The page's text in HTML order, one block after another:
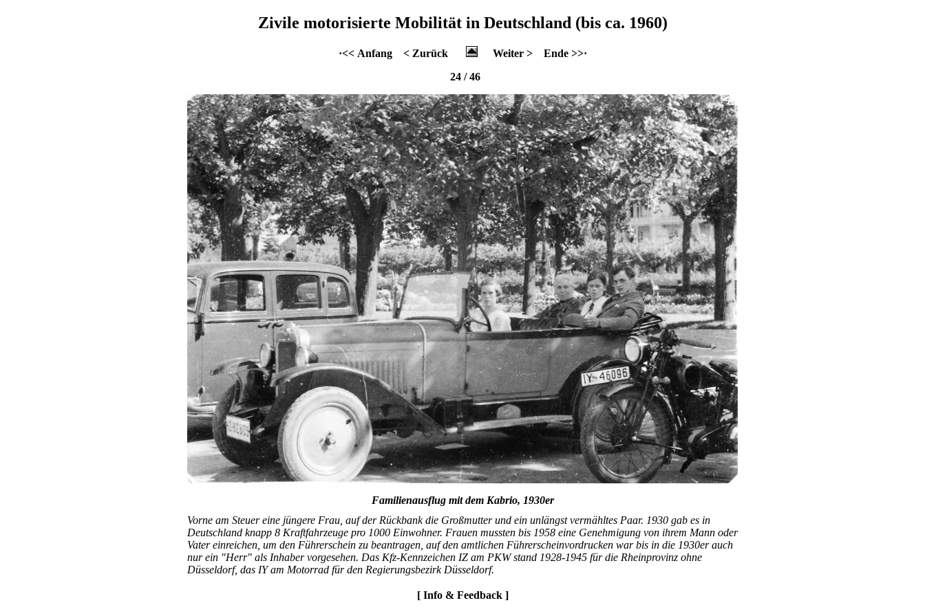
Zivile motorisierte Mobilität in Deutschland (bis ca. 1960)
·<< Anfang < Zurück Weiter >
Ende >>·
24 / 46
Familienausflug mit dem Kabrio, 1930er
Vorne am Steuer eine jüngere Frau, auf der Rückbank die Großmutter und ein unlängst vermähltes Paar. 1930 gab es in
Deutschland knapp 8 Kraftfahrzeuge pro 1000 Einwohner. Frauen mussten bis 1958 eine Genehmigung von ihrem Mann oder
Vater einreichen, um den Führerschein zu beantragen, auf den amtlichen Führerscheinvordrucken war bis in die 1930er auch
nur ein "Herr" als Inhaber vorgesehen. Das Kfz-Kennzeichen IZ am PKW stand 1928-1945 für die Rheinprovinz ohne
Düsseldorf, das IY am Motorrad für den Regierungsbezirk Düsseldorf.
[ Info & Feedback ]